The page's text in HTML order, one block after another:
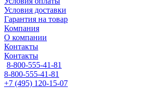
Условия доставки
Гарантия на товар
Компания
О компании
Контакты
Контакты
8-800-555-41-81
8-800-555-41-81
+7 (495) 120-15-07